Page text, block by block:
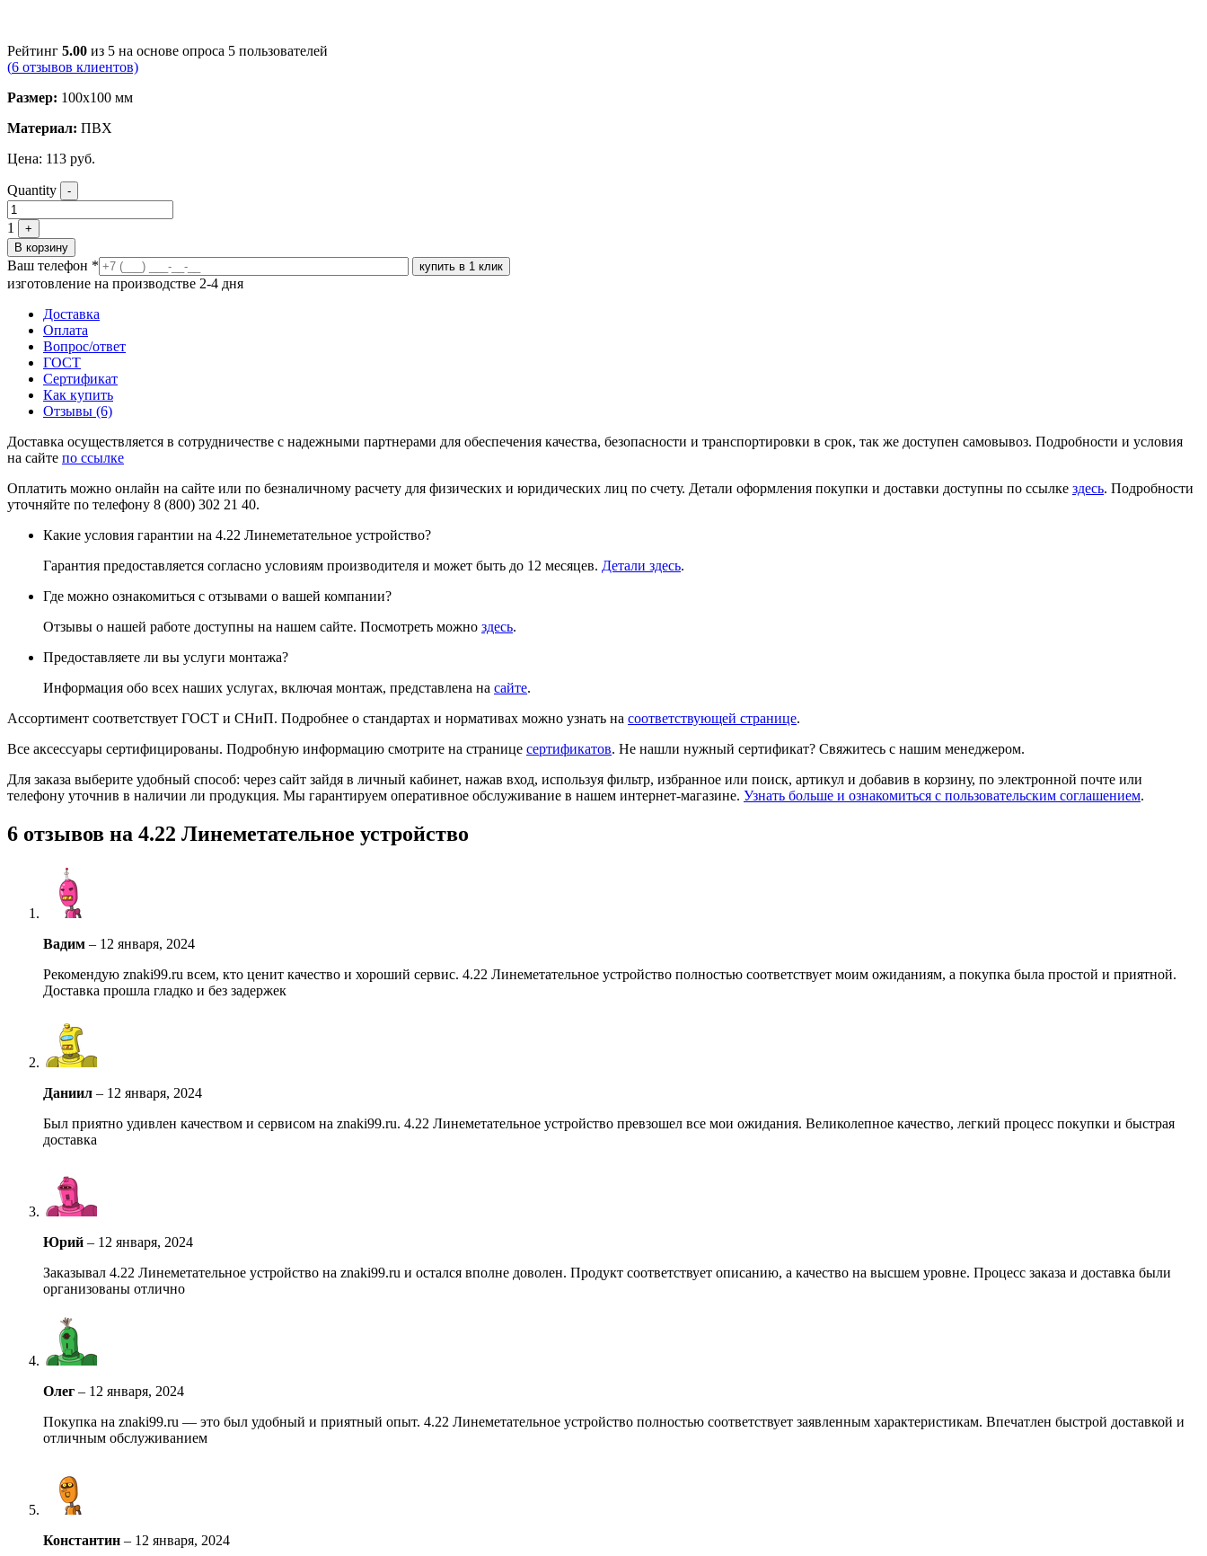
Рейтинг 5.00 из 5 на основе опроса 5 пользователей
(6 отзывов клиентов)
Размер: 100х100 мм
Материал: ПВХ
Цена: 113 руб.
Quantity -
1
+
В корзину
Ваш телефон *
изготовление на производстве 2-4 дня
Доставка
Оплата
Вопрос/ответ
ГОСТ
Сертификат
Как купить
Отзывы (6)
Доставка осуществляется в сотрудничестве с надежными партнерами для обеспечения качества, безопасности и транспортировки в срок, так же доступен самовывоз. Подробности и условия
на сайте по ссылке
Оплатить можно онлайн на сайте или по безналичному расчету для физических и юридических лиц по счету. Детали оформления покупки и доставки доступны по ссылке здесь. Подробности
уточняйте по телефону 8 (800) 302 21 40.
Какие условия гарантии на 4.22 Линеметательное устройство?
Гарантия предоставляется согласно условиям производителя и может быть до 12 месяцев. Детали здесь.
Где можно ознакомиться с отзывами о вашей компании?
Отзывы о нашей работе доступны на нашем сайте. Посмотреть можно здесь.
Предоставляете ли вы услуги монтажа?
Информация обо всех наших услугах, включая монтаж, представлена на сайте.
Ассортимент соответствует ГОСТ и СНиП. Подробнее о стандартах и нормативах можно узнать на соответствующей странице.
Все аксессуары сертифицированы. Подробную информацию смотрите на странице сертификатов. Не нашли нужный сертификат? Свяжитесь с нашим менеджером.
Для заказа выберите удобный способ: через сайт зайдя в личный кабинет, нажав вход, используя фильтр, избранное или поиск, артикул и добавив в корзину, по электронной почте или
телефону уточнив в наличии ли продукция. Мы гарантируем оперативное обслуживание в нашем интернет-магазине. Узнать больше и ознакомиться с пользовательским соглашением.
6 отзывов на 4.22 Линеметательное устройство
Вадим – 12 января, 2024
Рекомендую znaki99.ru всем, кто ценит качество и хороший сервис. 4.22 Линеметательное устройство полностью соответствует моим ожиданиям, а покупка была простой и приятной.
Доставка прошла гладко и без задержек
Даниил – 12 января, 2024
Был приятно удивлен качеством и сервисом на znaki99.ru. 4.22 Линеметательное устройство превзошел все мои ожидания. Великолепное качество, легкий процесс покупки и быстрая
доставка
Юрий – 12 января, 2024
Заказывал 4.22 Линеметательное устройство на znaki99.ru и остался вполне доволен. Продукт соответствует описанию, а качество на высшем уровне. Процесс заказа и доставка были
организованы отлично
Олег – 12 января, 2024
Покупка на znaki99.ru — это был удобный и приятный опыт. 4.22 Линеметательное устройство полностью соответствует заявленным характеристикам. Впечатлен быстрой доставкой и
отличным обслуживанием
Константин – 12 января, 2024